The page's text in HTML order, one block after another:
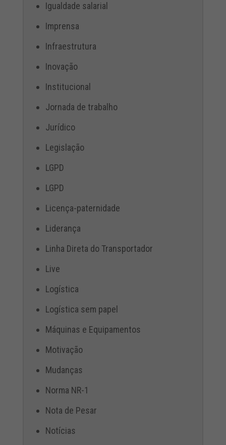
Igualdade salarial
Imprensa
Infraestrutura
Inovação
Institucional
Jornada de trabalho
Jurídico
Legislação
LGPD
LGPD
Licença-paternidade
Liderança
Linha Direta do Transportador
Live
Logística
Logística sem papel
Máquinas e Equipamentos
Motivação
Mudanças
Norma NR-1
Nota de Pesar
Notícias